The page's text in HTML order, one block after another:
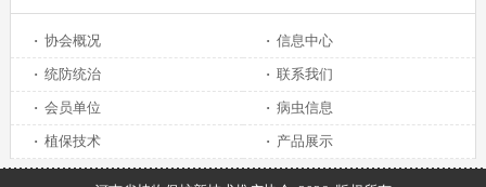
· 协会概况 · 信息中心
· 统防统治 · 联系我们
· 会员单位 · 病虫信息
· 植保技术 · 产品展示